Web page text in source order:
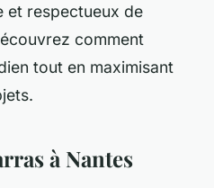
et respectueux de
comment
tout en maximisant
à Nantes